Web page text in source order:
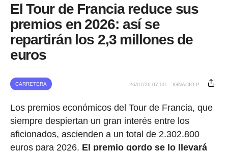
El Tour de Francia reduce sus
premios en 2026: así se
repartirán los 2,3 millones de
euros
CARRETERA 26/07/26 07:00 IGNACIO P.
Los premios económicos del Tour de Francia, que
siempre despiertan un gran interés entre los
aficionados, ascienden a un total de 2.302.800
euros para 2026. El premio gordo se lo llevará